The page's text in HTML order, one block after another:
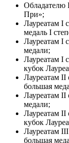
Обладателю
При»;
Лауреатам I
медаль I
Лауреатам I
медали;
Лауреатам I
кубок
Лауреатам II
большая
Лауреатам II
медали;
Лауреатам II
кубок
Лауреатам
большая